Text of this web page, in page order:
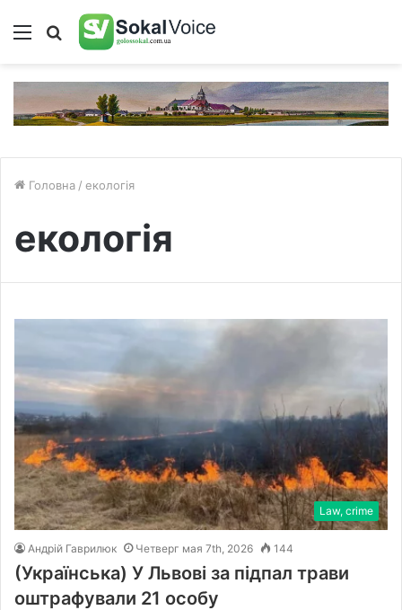
Меню Пошук
Головна / екологія
екологія
Law, crime
Андрій Гаврилюк Четверг мая 7th, 2026 144
(Українська) У Львові за підпал трави
оштрафували 21 особу